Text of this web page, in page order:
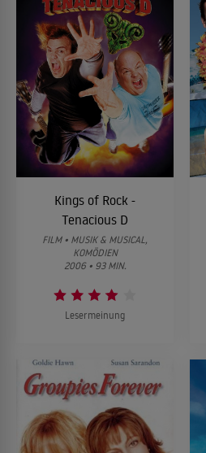
Kings of Rock -
Tenacious D
FILM • MUSIK & MUSICAL,
KOMÖDIEN
2006 • 93 MIN.
Lesermeinung